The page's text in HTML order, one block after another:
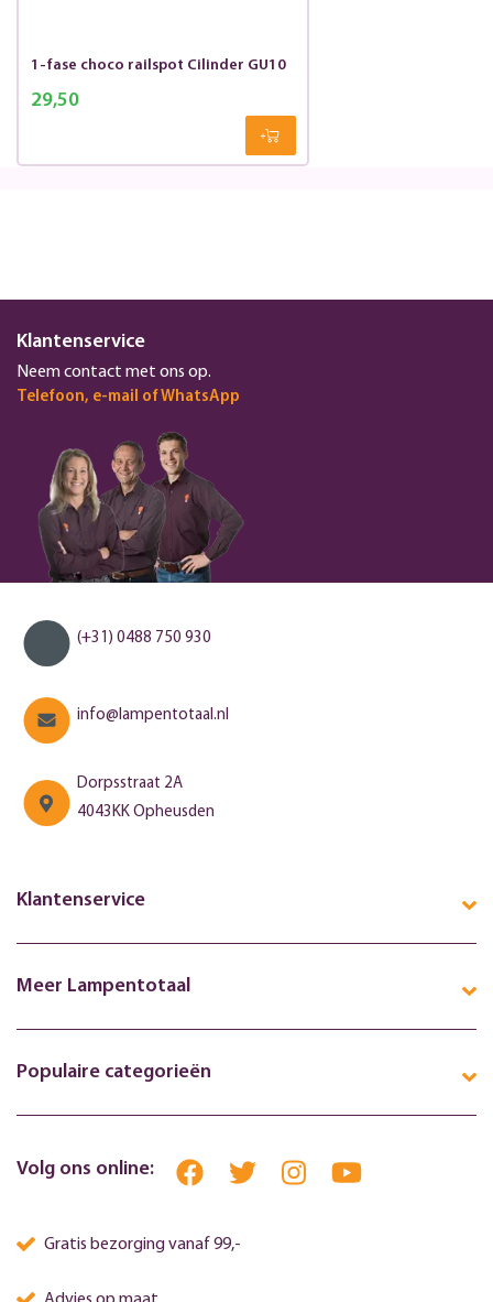
1-fase choco railspot Cilinder GU10
29,50
Klantenservice
Neem contact met ons op.
Telefoon, e-mail of WhatsApp
(+31) 0488 750 930
info@lampentotaal.nl
Dorpsstraat 2A
4043KK Opheusden
Klantenservice
Meer Lampentotaal
Populaire categorieën
Volg ons online:
Gratis bezorging vanaf 99,-